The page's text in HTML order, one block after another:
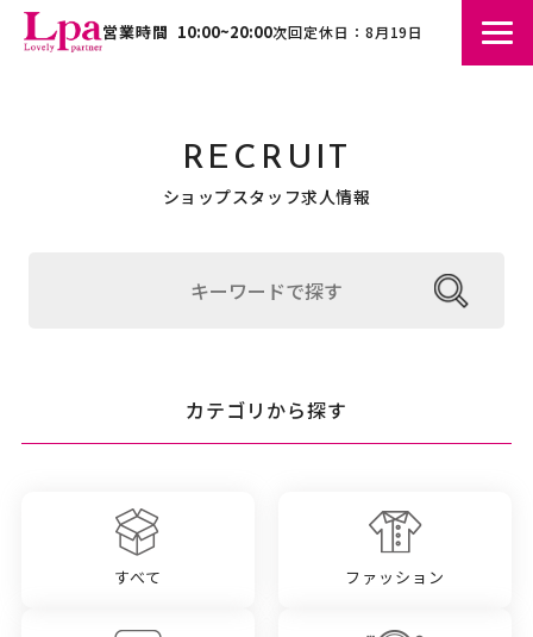
営業時間 10:00~20:00次回定休日：8月19日
RECRUIT
ショップスタッフ求人情報
カテゴリから探す
すべて ファッション